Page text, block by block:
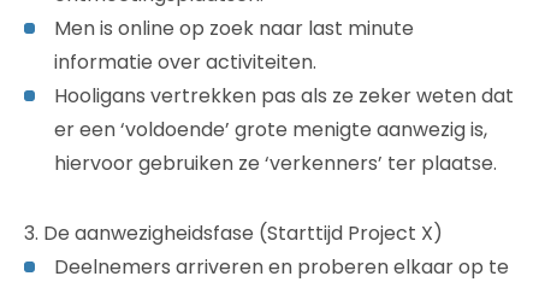
Men is online op zoek naar last minute
informatie over activiteiten.
Hooligans vertrekken pas als ze zeker weten dat
er een ‘voldoende’ grote menigte aanwezig is,
hiervoor gebruiken ze ‘verkenners’ ter plaatse.
3. De aanwezigheidsfase (Starttijd Project X)
Deelnemers arriveren en proberen elkaar op te